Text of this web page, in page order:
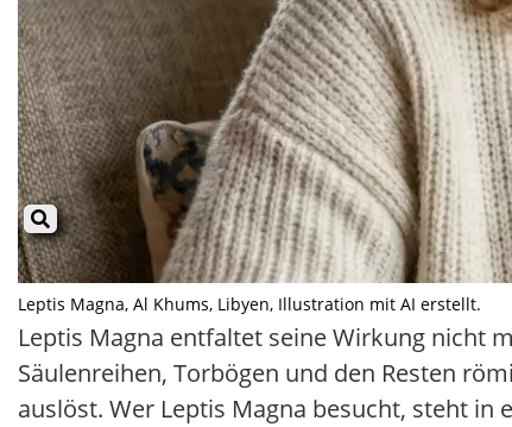
Leptis Magna, Al Khums, Libyen, Illustration mit AI erstellt.
Leptis Magna entfaltet seine Wirkung nicht
Säulenreihen, Torbögen und den Resten
auslöst. Wer Leptis Magna besucht, steht